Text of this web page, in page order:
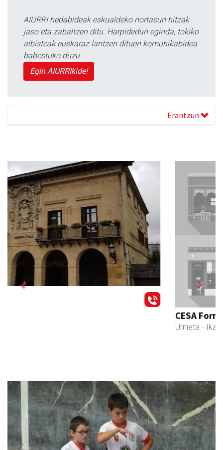
AIURRI hedabideak eskualdeko nortasun hitzak
jaso eta zabaltzen ditu. Harpidedun eginda, tokiko
albisteak euskaraz lantzen dituen komunikabidea
babestuko duzu.
Egin AIURRIkide!
Erantzun
Previous Next